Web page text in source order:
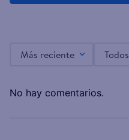
C$98.15
Más reciente Todos
No hay comentarios.